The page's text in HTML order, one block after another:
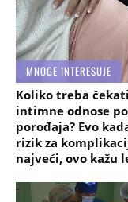
MNOGE INTERESUJE
Koliko treba
intimne odnose
porođaja? Evo
rizik za
najveći, ovo kažu